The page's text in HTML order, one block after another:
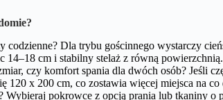
codzienne? Dla trybu gościnnego wystarczy
14–18 cm i stabilny stelaż z równą
czy komfort spania dla dwóch osób? Jeśli
120 x 200 cm, co zostawia więcej miejsca na
Wybieraj pokrowce z opcją prania lub tkaniny o